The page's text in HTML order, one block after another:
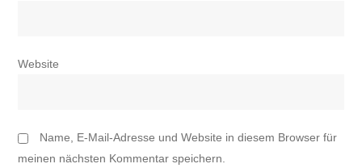
Website
Name, E-Mail-Adresse und Website in diesem Browser für
meinen nächsten Kommentar speichern.